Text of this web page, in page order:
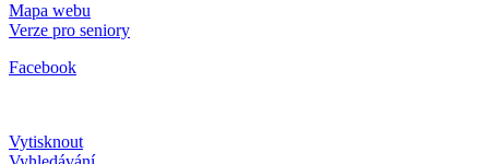
Mapa webu
Verze pro seniory
Facebook
Vytisknout